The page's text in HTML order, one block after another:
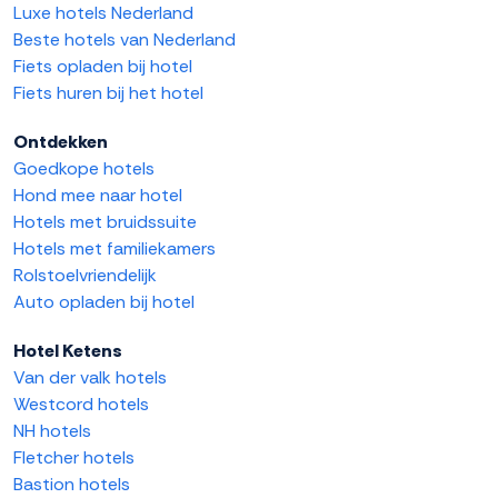
Luxe hotels Nederland
Beste hotels van Nederland
Fiets opladen bij hotel
Fiets huren bij het hotel
Ontdekken
Goedkope hotels
Hond mee naar hotel
Hotels met bruidssuite
Hotels met familiekamers
Rolstoelvriendelijk
Auto opladen bij hotel
Hotel Ketens
Van der valk hotels
Westcord hotels
NH hotels
Fletcher hotels
Bastion hotels